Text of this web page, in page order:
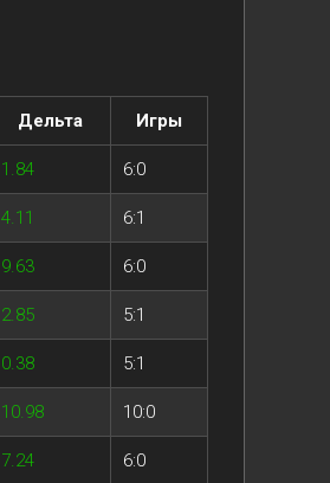
Дельта Игры
1.84 6:0
4.11 6:1
9.63 6:0
2.85 5:1
0.38 5:1
10.98 10:0
7.24 6:0